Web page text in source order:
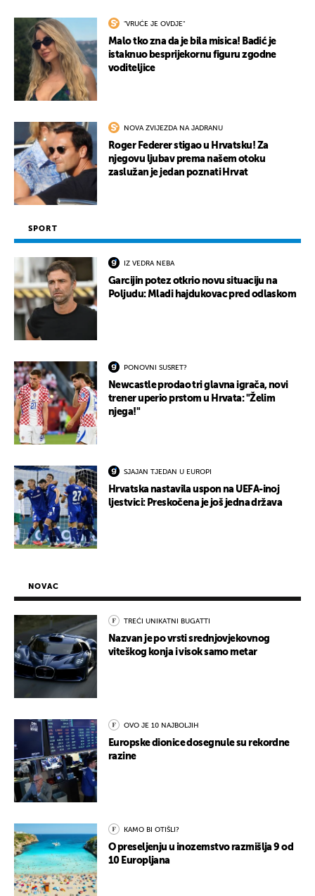
"VRUĆE JE OVDJE"
Malo tko zna da je bila misica! Badić je
istaknuo besprijekornu figuru zgodne
voditeljice
NOVA ZVIJEZDA NA JADRANU
Roger Federer stigao u Hrvatsku! Za
njegovu ljubav prema našem otoku
zaslužan je jedan poznati Hrvat
SPORT
IZ VEDRA NEBA
Garcijin potez otkrio novu situaciju na
Poljudu: Mladi hajdukovac pred odlaskom
PONOVNI SUSRET?
Newcastle prodao tri glavna igrača, novi
trener uperio prstom u Hrvata: "Želim
njega!"
SJAJAN TJEDAN U EUROPI
Hrvatska nastavila uspon na UEFA-inoj
ljestvici: Preskočena je još jedna država
NOVAC
TREĆI UNIKATNI BUGATTI
Nazvan je po vrsti srednjovjekovnog
viteškog konja i visok samo metar
OVO JE 10 NAJBOLJIH
Europske dionice dosegnule su rekordne
razine
KAMO BI OTIŠLI?
O preseljenju u inozemstvo razmišlja 9 od
10 Europljana